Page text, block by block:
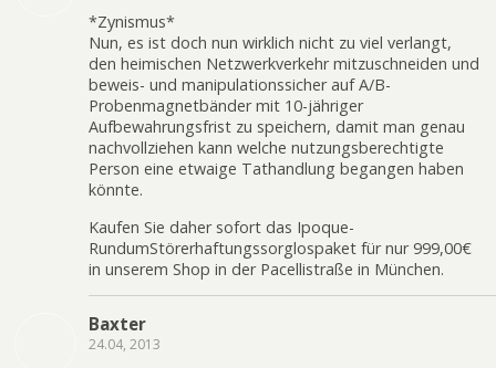
*Zynismus*
Nun, es ist doch nun wirklich nicht zu viel verlangt,
den heimischen Netzwerkverkehr mitzuschneiden und
beweis- und manipulationssicher auf A/B-
Probenmagnetbänder mit 10-jähriger
Aufbewahrungsfrist zu speichern, damit man genau
nachvollziehen kann welche nutzungsberechtigte
Person eine etwaige Tathandlung begangen haben
könnte.
Kaufen Sie daher sofort das Ipoque-
RundumStörerhaftungssorglospaket für nur 999,00€
in unserem Shop in der Pacellistraße in München.
Baxter
24.04, 2013